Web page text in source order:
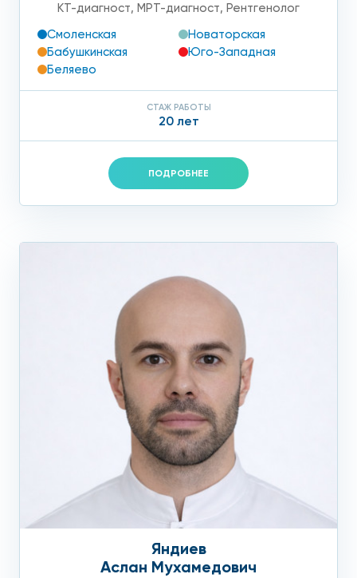
КТ-диагност, МРТ-диагност, Рентгенолог
Смоленская
Новаторская
Бабушкинская
Юго-Западная
Беляево
СТАЖ РАБОТЫ
20 лет
ПОДРОБНЕЕ
Яндиев
Аслан Мухамедович